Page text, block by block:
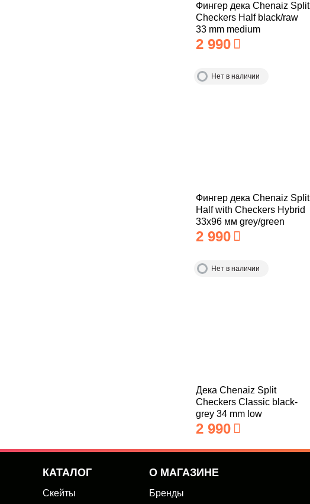
Фингер дека Chenaiz Split
Checkers Half black/raw
33 mm medium
2 990
Нет в наличии
Фингер дека Chenaiz Split
Half with Checkers Hybrid
33x96 мм grey/green
2 990
Нет в наличии
Дека Chenaiz Split
Checkers Classic black-
grey 34 mm low
2 990
КАТАЛОГ
Скейты
О МАГАЗИНЕ
Бренды